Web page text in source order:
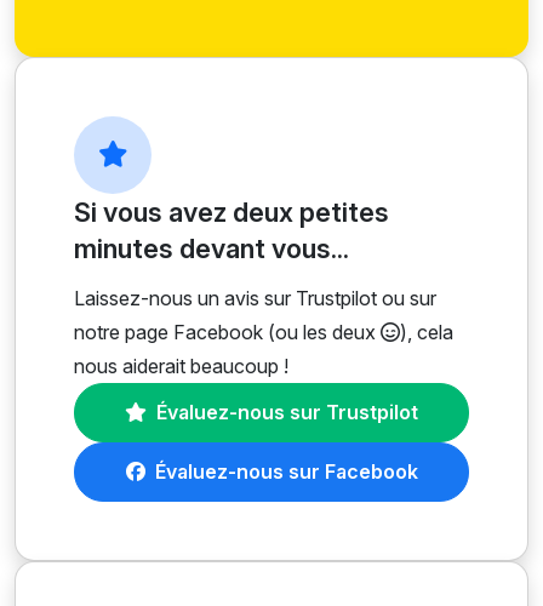
Si vous avez deux petites
minutes devant vous...
Laissez-nous un avis sur Trustpilot ou sur
notre page Facebook (ou les deux
), cela
nous aiderait beaucoup !
Évaluez-nous sur Trustpilot
Évaluez-nous sur Facebook